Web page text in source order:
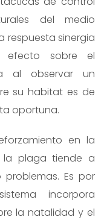
del medio
respuesta sinergia
efecto sobre el
al observar un
su habitat es de
oportuna.
en la
la plaga tiende a
Es por
incorpora
la natalidad y el